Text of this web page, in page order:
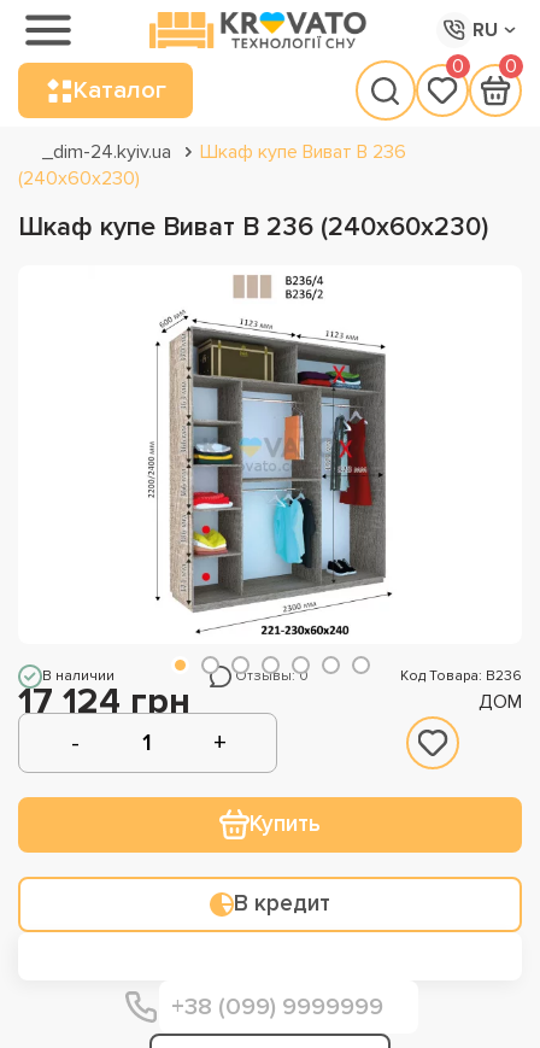
RU
Каталог
0 0
_dim-24.kyiv.ua
Шкаф купе Виват В 236
(240х60х230)
Шкаф купе Виват В 236 (240х60х230)
В наличии Отзывы: 0 Код Товара: В236
17 124 грн ДОМ
Купить
В кредит